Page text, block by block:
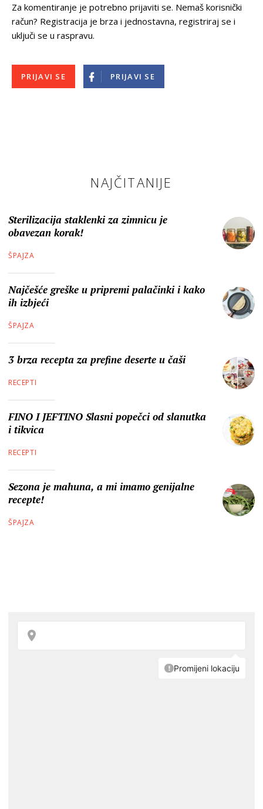
Za komentiranje je potrebno prijaviti se. Nemaš korisnički
račun? Registracija je brza i jednostavna, registriraj se i
uključi se u raspravu.
PRIJAVI SE PRIJAVI SE
NAJČITANIJE
Sterilizacija staklenki za zimnicu je
obavezan korak!
ŠPAJZA
Najčešće greške u pripremi palačinki i kako
ih izbjeći
ŠPAJZA
3 brza recepta za prefine deserte u čaši
RECEPTI
FINO I JEFTINO Slasni popečci od slanutka
i tikvica
RECEPTI
Sezona je mahuna, a mi imamo genijalne
recepte!
ŠPAJZA